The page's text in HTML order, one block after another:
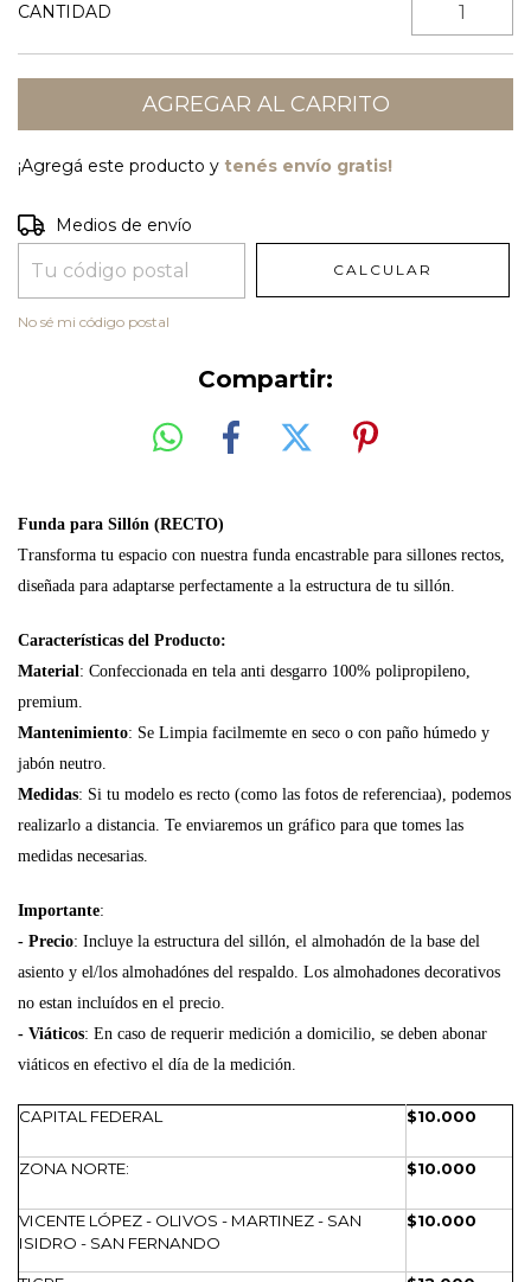
CANTIDAD
¡Agregá este producto y tenés envío gratis!
Entregas para el CP:
Medios de envío
CALCULAR
No sé mi código postal
Compartir:
Funda para Sillón (RECTO)
Transforma tu espacio con nuestra funda encastrable para sillones rectos,
diseñada para adaptarse perfectamente a la estructura de tu sillón.
Características del Producto:
Material: Confeccionada en tela anti desgarro 100% polipropileno,
premium.
Mantenimiento: Se Limpia facilmemte en seco o con paño húmedo y
jabón neutro.
Medidas: Si tu modelo es recto (como las fotos de referenciaa), podemos
realizarlo a distancia. Te enviaremos un gráfico para que tomes las
medidas necesarias.
Importante:
- Precio: Incluye la estructura del sillón, el almohadón de la base del
asiento y el/los almohadónes del respaldo. Los almohadones decorativos
no estan incluídos en el precio.
- Viáticos: En caso de requerir medición a domicilio, se deben abonar
viáticos en efectivo el día de la medición.
CAPITAL FEDERAL $10.000
ZONA NORTE: $10.000
VICENTE LÓPEZ - OLIVOS - MARTINEZ - SAN
ISIDRO - SAN FERNANDO
$10.000